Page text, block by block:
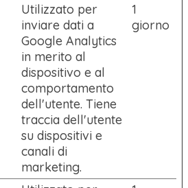
Utilizzato per
inviare dati a
Google Analytics
in merito al
dispositivo e al
comportamento
dell'utente. Tiene
traccia dell'utente
su dispositivi e
canali di
marketing.
1
giorno